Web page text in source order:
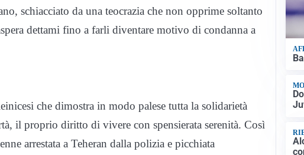
schiacciato da una teocrazia che non opprime soltanto
dettami fino a farli diventare motivo di condanna a
che dimostra in modo palese tutta la solidarietà
il proprio diritto di vivere con spensierata serenità. Così
arrestata a Teheran dalla polizia e picchiata